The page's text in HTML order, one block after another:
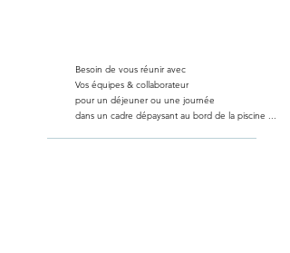
Besoin de vous réunir avec
Vos équipes & collaborateur
pour un déjeuner ou une journée
dans un cadre dépaysant au bord de la piscine ...